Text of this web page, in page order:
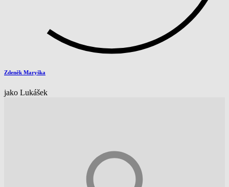
Zdeněk Maryška
jako Lukášek